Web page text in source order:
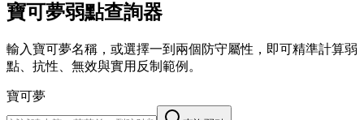
寶可夢弱點查詢器
輸入寶可夢名稱，或選擇一到兩個防守屬性，即可精準計算弱
點、抗性、無效與實用反制範例。
寶可夢